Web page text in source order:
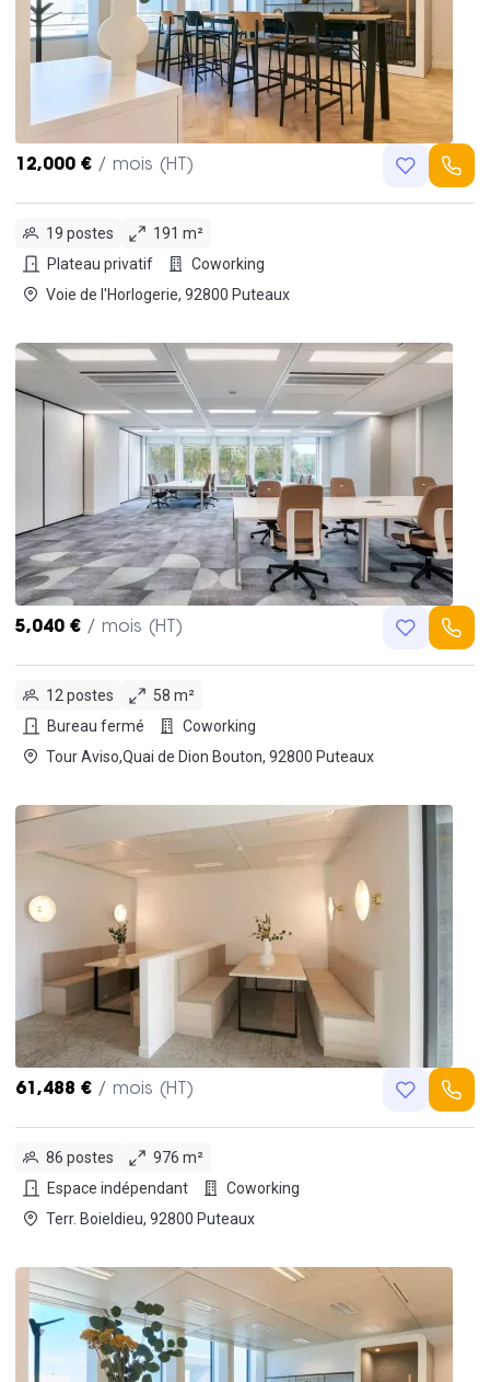
12,000 € / mois (HT)
19 postes
191 m²
Plateau privatif
Coworking
Voie de l'Horlogerie, 92800 Puteaux
5,040 € / mois (HT)
12 postes
58 m²
Bureau fermé
Coworking
Tour Aviso,Quai de Dion Bouton, 92800 Puteaux
61,488 € / mois (HT)
86 postes
976 m²
Espace indépendant
Coworking
Terr. Boieldieu, 92800 Puteaux